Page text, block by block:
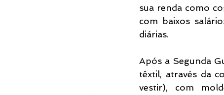
sua renda como
com baixos
diárias.
Após a Segunda
têxtil, através da
vestir), com